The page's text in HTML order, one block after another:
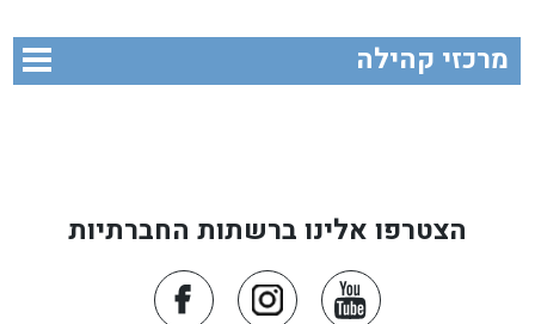
מרכזי קהילה
הצטרפו אלינו ברשתות החברתיות